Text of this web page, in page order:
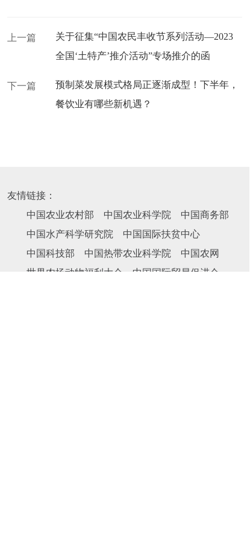
上一篇
关于征集“中国农民丰收节系列活动—2023
全国‘土特产’推介活动”专场推介的函
下一篇
预制菜发展模式格局正逐渐成型！下半年，
餐饮业有哪些新机遇？
友情链接：
中国农业农村部
中国农业科学院
中国商务部
中国水产科学研究院
中国国际扶贫中心
中国科技部
中国热带农业科学院
中国农网
世界农场动物福利大会
中国国际贸易促进会